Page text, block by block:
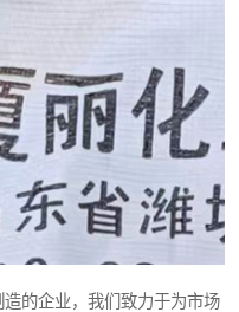
的企业，我们致力于为市场